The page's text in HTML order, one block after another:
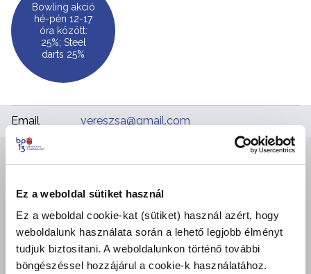
Ez a weboldal sütiket használ
Ez a weboldal cookie-kat (sütiket) használ azért, hogy
weboldalunk használata során a lehető legjobb élményt
tudjuk biztosítani. A weboldalunkon történő további
böngészéssel hozzájárul a cookie-k használatához.
Bowling akció
hé-pén 12-17
óra között:
25%; Steel
darts 25%
Email vereszsa@gmail.com
+